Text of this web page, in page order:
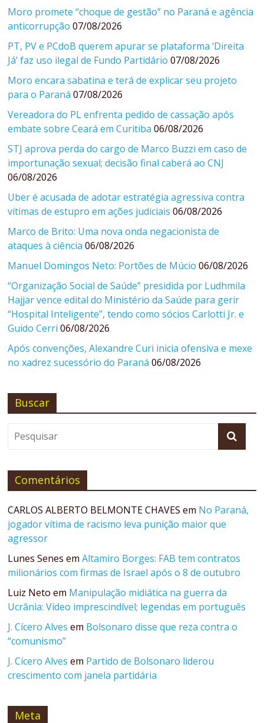
Moro promete “choque de gestão” no Paraná e agência
anticorrupção 07/08/2026
PT, PV e PCdoB querem apurar se plataforma ‘Direita
Já’ faz uso ilegal de Fundo Partidário 07/08/2026
Moro encara sabatina e terá de explicar seu projeto
para o Paraná 07/08/2026
Vereadora do PL enfrenta pedido de cassação após
embate sobre Ceará em Curitiba 06/08/2026
STJ aprova perda do cargo de Marco Buzzi em caso de
importunação sexual; decisão final caberá ao CNJ
06/08/2026
Uber é acusada de adotar estratégia agressiva contra
vítimas de estupro em ações judiciais 06/08/2026
Marco de Brito: Uma nova onda negacionista de
ataques à ciência 06/08/2026
Manuel Domingos Neto: Portões de Múcio 06/08/2026
“Organização Social de Saúde” presidida por Ludhmila
Hajjar vence edital do Ministério da Saúde para gerir
“Hospital Inteligente”, tendo como sócios Carlotti Jr. e
Guido Cerri 06/08/2026
Após convenções, Alexandre Curi inicia ofensiva e mexe
no xadrez sucessório do Paraná 06/08/2026
Buscar
Comentários
CARLOS ALBERTO BELMONTE CHAVES em No Paraná,
jogador vítima de racismo leva punição maior que
agressor
Lunes Senes emAltamiro Borges: FAB tem contratos
milionários com firmas de Israel após o 8 de outubro
Luiz Neto em Manipulação midiática na guerra da
Ucrânia: Vídeo imprescindível; legendas em português
J. Cícero Alves em Bolsonaro disse que reza contra o
“comunismo”
J. Cícero Alves em Partido de Bolsonaro liderou
crescimento com janela partidária
Meta